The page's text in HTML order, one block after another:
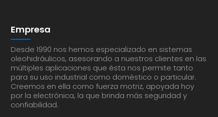
Empresa
Desde 1990 nos hemos especializado en sistemas
oleohidráulicos, asesorando a nuestros clientes en las
múltiples aplicaciones que ésta nos permite tanto
para su uso industrial como doméstico o particular.
Creemos en ella como fuerza motriz, apoyada hoy
por la electrónica, la que brinda más seguridad y
confiabilidad.